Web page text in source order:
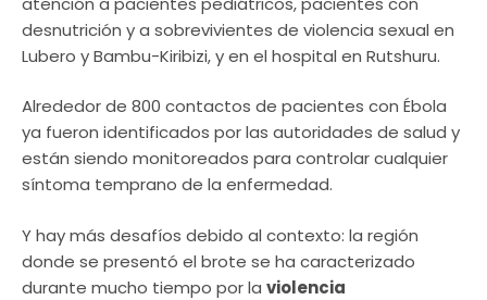
desnutrición y a sobrevivientes de violencia sexual en
Lubero y Bambu-Kiribizi, y en el hospital en Rutshuru.
Alrededor de 800 contactos de pacientes con Ébola
ya fueron identificados por las autoridades de salud y
están siendo monitoreados para controlar cualquier
síntoma temprano de la enfermedad.
Y hay más desafíos debido al contexto: la región
donde se presentó el brote se ha caracterizado
durante mucho tiempo por la violencia